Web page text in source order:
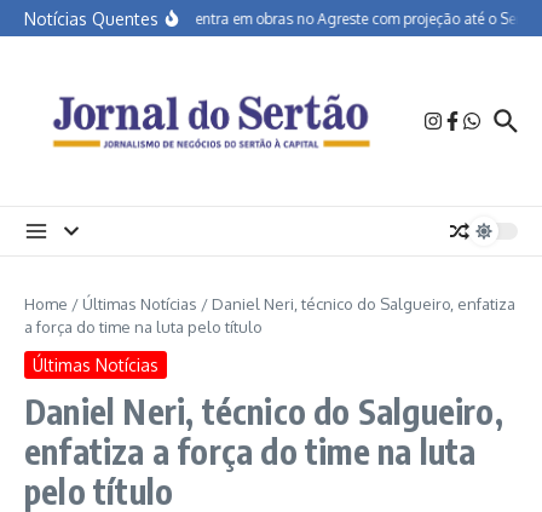
Ir para o conteúdo
Notícias QuentesBR-232 entra em obras no Agreste com projeção até o Sertão
Home / Últimas Notícias / Daniel Neri, técnico do Salgueiro, enfatiza
a força do time na luta pelo título
Últimas Notícias
Daniel Neri, técnico do Salgueiro,
enfatiza a força do time na luta
pelo título